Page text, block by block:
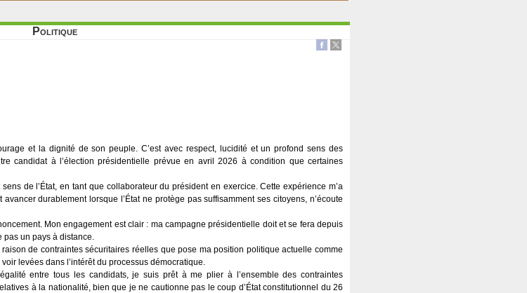
Politique
et la dignité de son peuple. C’est avec respect, lucidité et un profond sens des
candidat à l’élection présidentielle prévue en avril 2026 à condition que certaines
de l’État, en tant que collaborateur du président en exercice. Cette expérience m’a
durablement lorsque l’État ne protège pas suffisamment ses citoyens, n’écoute
Mon engagement est clair : ma campagne présidentielle doit et se fera depuis
pas un pays à distance.
de contraintes sécuritaires réelles que pose ma position politique actuelle comme
levées dans l’intérêt du processus démocratique.
entre tous les candidats, je suis prêt à me plier à l’ensemble des contraintes
à la nationalité, bien que je ne cautionne pas le coup d’État constitutionnel du 26